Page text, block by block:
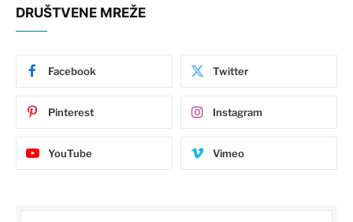
DRUŠTVENE MREŽE
Facebook Twitter
Pinterest Instagram
YouTube Vimeo